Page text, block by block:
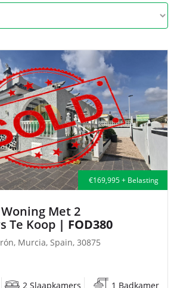
€169,995 + Belasting
Met 2
Te Koop | FOD380
Murcia, Spain, 30875
2 Slaapkamers 1 Badkamer